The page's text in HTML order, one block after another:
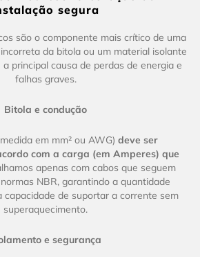
segura
são o componente mais crítico de uma
da bitola ou um material isolante
principal causa de perdas de energia e
falhas graves.
Bitola e condução
em mm² ou AWG) deve ser
com a carga (em Amperes) que
apenas com cabos que seguem
NBR, garantindo a quantidade
capacidade de suportar a corrente sem
superaquecimento.
e segurança